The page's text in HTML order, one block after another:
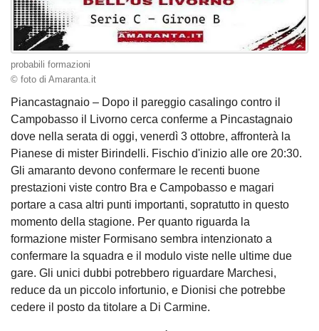
probabili formazioni
© foto di Amaranta.it
Piancastagnaio – Dopo il pareggio casalingo contro il
Campobasso il Livorno cerca conferme a Pincastagnaio
dove nella serata di oggi, venerdì 3 ottobre, affronterà la
Pianese di mister Birindelli. Fischio d'inizio alle ore 20:30.
Gli amaranto devono confermare le recenti buone
prestazioni viste contro Bra e Campobasso e magari
portare a casa altri punti importanti, sopratutto in questo
momento della stagione. Per quanto riguarda la
formazione mister Formisano sembra intenzionato a
confermare la squadra e il modulo viste nelle ultime due
gare. Gli unici dubbi potrebbero riguardare Marchesi,
reduce da un piccolo infortunio, e Dionisi che potrebbe
cedere il posto da titolare a Di Carmine.